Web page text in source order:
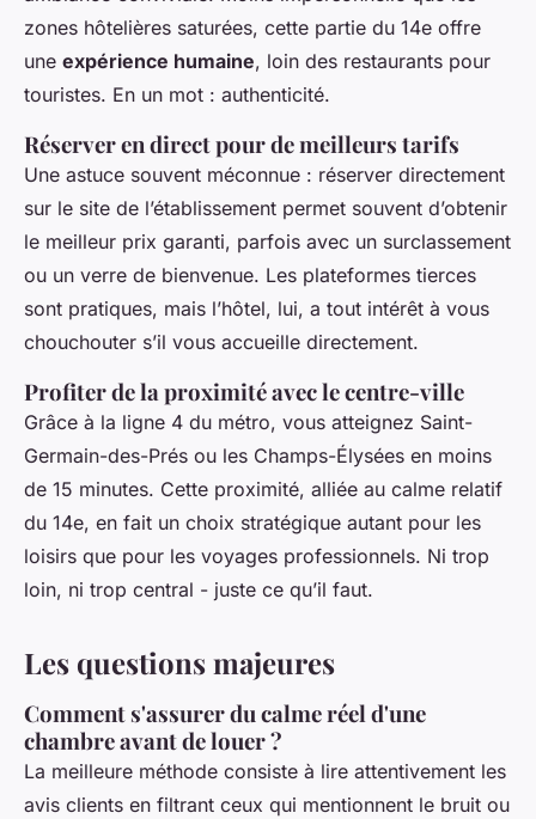
zones hôtelières saturées, cette partie du 14e offre
une expérience humaine, loin des restaurants pour
touristes. En un mot : authenticité.
Réserver en direct pour de meilleurs tarifs
Une astuce souvent méconnue : réserver directement
sur le site de l’établissement permet souvent d’obtenir
le meilleur prix garanti, parfois avec un surclassement
ou un verre de bienvenue. Les plateformes tierces
sont pratiques, mais l’hôtel, lui, a tout intérêt à vous
chouchouter s’il vous accueille directement.
Profiter de la proximité avec le centre-ville
Grâce à la ligne 4 du métro, vous atteignez Saint-
Germain-des-Prés ou les Champs-Élysées en moins
de 15 minutes. Cette proximité, alliée au calme relatif
du 14e, en fait un choix stratégique autant pour les
loisirs que pour les voyages professionnels. Ni trop
loin, ni trop central - juste ce qu’il faut.
Les questions majeures
Comment s'assurer du calme réel d'une
chambre avant de louer ?
La meilleure méthode consiste à lire attentivement les
avis clients en filtrant ceux qui mentionnent le bruit ou